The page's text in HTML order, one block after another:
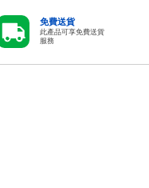
免費送貨
此產品可享免費送貨
服務